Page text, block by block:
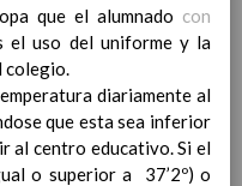
que el alumnado con
el uso del uniforme y la
colegio.
diariamente al
que esta sea inferior
al centro educativo. Si el
o superior a 37’2º) o